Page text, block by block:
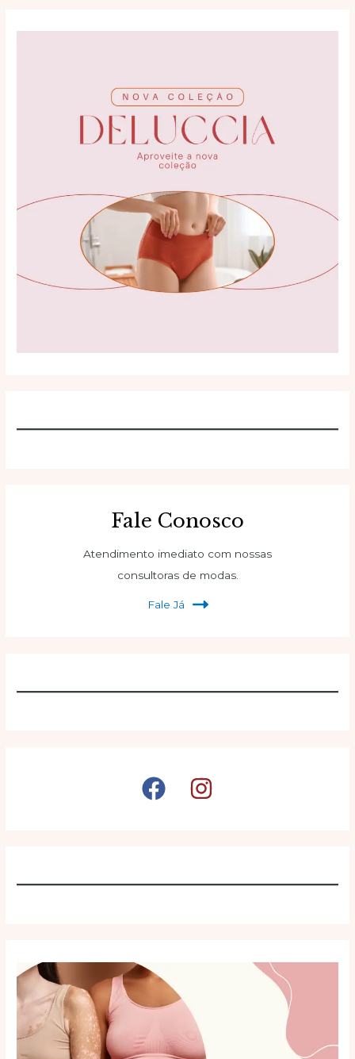
Fale Conosco
Atendimento imediato com nossas
consultoras de modas.
Fale Já